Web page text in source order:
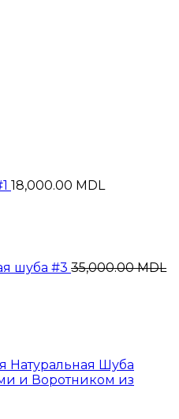
18,000.00 MDL
шуба #3 35,000.00MDL
Натуральная Шуба
и Воротником из